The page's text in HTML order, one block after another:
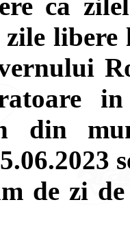
zile
din
de zi